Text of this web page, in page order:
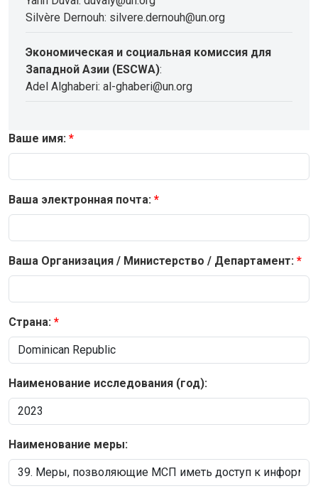
Silvère Dernouh: silvere.dernouh@un.org
Экономическая и социальная комиссия для
Западной Азии (ESCWA):
Adel Alghaberi: al-ghaberi@un.org
Ваше имя:
Ваша электронная почта:
Ваша Организация / Министерство / Департамент:
Страна:
Наименование исследования (год):
Наименование меры: